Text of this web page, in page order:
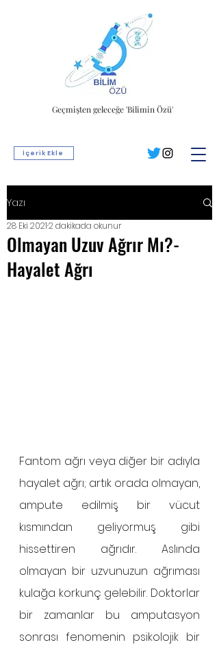
İçerik Ekle
Geçmişten geleceğe 'Bilimin Özü'
Yazı
Olmayan Uzuv Ağrır Mı?-
Hayalet Ağrı
28 Eki 20212 dakikada okunur
Fantom ağrı veya diğer bir adıyla
hayalet ağrı; artık orada olmayan,
ampute edilmiş bir vücut
kısmından geliyormuş gibi
hissettiren ağrıdır. Aslında
olmayan bir uzvunuzun ağrıması
kulağa korkunç gelebilir. Doktorlar
bir zamanlar bu amputasyon
sonrası fenomenin psikolojik bir